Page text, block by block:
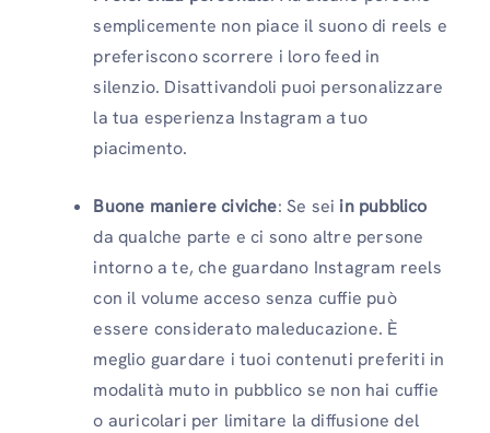
semplicemente non piace il suono di reels e
preferiscono scorrere i loro feed in
silenzio. Disattivandoli puoi personalizzare
la tua esperienza Instagram a tuo
piacimento.
Buone maniere civiche: Se sei in pubblico
da qualche parte e ci sono altre persone
intorno a te, che guardano Instagram reels
con il volume acceso senza cuffie può
essere considerato maleducazione. È
meglio guardare i tuoi contenuti preferiti in
modalità muto in pubblico se non hai cuffie
o auricolari per limitare la diffusione del